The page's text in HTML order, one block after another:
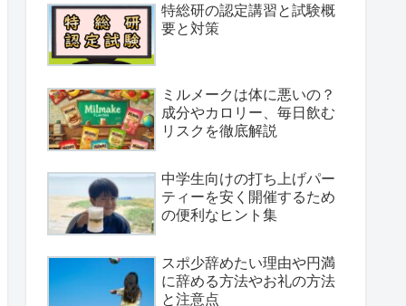
特総研の認定講習と試験概
要と対策
ミルメークは体に悪いの？
成分やカロリー、毎日飲む
リスクを徹底解説
中学生向けの打ち上げパー
ティーを安く開催するため
の便利なヒント集
スポ少辞めたい理由や円満
に辞める方法やお礼の方法
と注意点